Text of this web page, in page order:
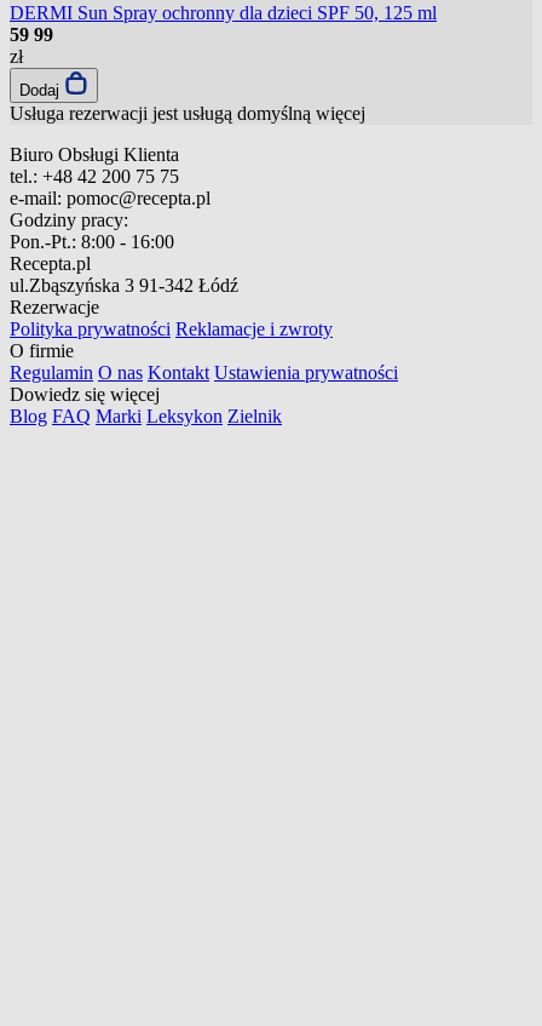
DERMI Sun Spray ochronny dla dzieci SPF 50, 125 ml
59 99
zł
Dodaj
Usługa rezerwacji jest usługą domyślną więcej
Biuro Obsługi Klienta
tel.: +48 42 200 75 75
e-mail: pomoc@recepta.pl
Godziny pracy:
Pon.-Pt.: 8:00 - 16:00
Recepta.pl
ul.Zbąszyńska 3 91-342 Łódź
Rezerwacje
Polityka prywatności Reklamacje i zwroty
O firmie
Regulamin O nas Kontakt Ustawienia prywatności
Dowiedz się więcej
Blog FAQ Marki Leksykon Zielnik